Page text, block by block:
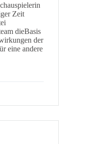
Zeit
dieBasis
der
eine andere